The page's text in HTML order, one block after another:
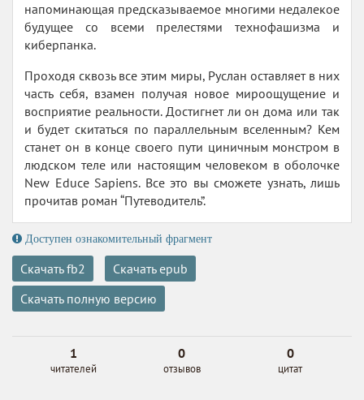
напоминающая предсказываемое многими недалекое
будущее со всеми прелестями технофашизма и
киберпанка.
Проходя сквозь все этим миры, Руслан оставляет в них
часть себя, взамен получая новое мироощущение и
восприятие реальности. Достигнет ли он дома или так
и будет скитаться по параллельным вселенным? Кем
станет он в конце своего пути циничным монстром в
людском теле или настоящим человеком в оболочке
New Educe Sapiens. Все это вы сможете узнать, лишь
прочитав роман “Путеводитель”.
Доступен ознакомительный фрагмент
Скачать fb2
Скачать epub
Скачать полную версию
1
читателей
0
отзывов
0
цитат